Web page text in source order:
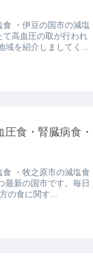
・伊豆の国市の減塩
高血圧の取が行われ
域を紹介しましてく...
食・腎臓病食・
・牧之原市の減塩食
最新の国市です。毎日
の食に関す...